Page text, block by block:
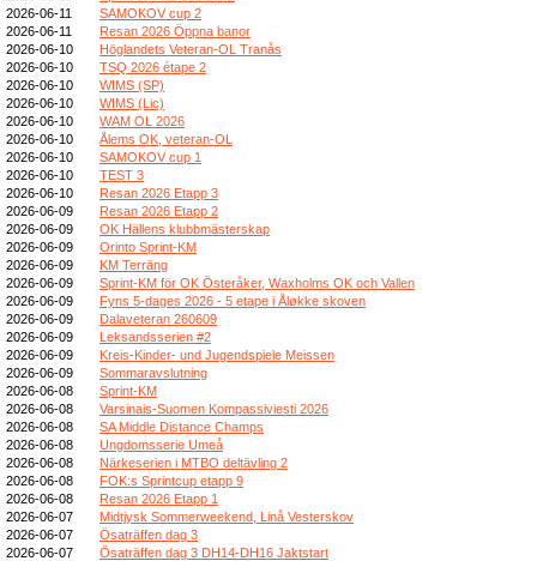
2026-06-11
SAMOKOV cup 2
2026-06-11
Resan 2026 Öppna banor
2026-06-10
Höglandets Veteran-OL Tranås
2026-06-10
TSQ 2026 étape 2
2026-06-10
WIMS (SP)
2026-06-10
WIMS (Lic)
2026-06-10
WAM OL 2026
2026-06-10
Ålems OK, veteran-OL
2026-06-10
SAMOKOV cup 1
2026-06-10
TEST 3
2026-06-10
Resan 2026 Etapp 3
2026-06-09
Resan 2026 Etapp 2
2026-06-09
OK Hällens klubbmästerskap
2026-06-09
Orinto Sprint-KM
2026-06-09
KM Terräng
2026-06-09
Sprint-KM för OK Österåker, Waxholms OK och Vallen
2026-06-09
Fyns 5-dages 2026 - 5 etape i Åløkke skoven
2026-06-09
Dalaveteran 260609
2026-06-09
Leksandsserien #2
2026-06-09
Kreis-Kinder- und Jugendspiele Meissen
2026-06-09
Sommaravslutning
2026-06-08
Sprint-KM
2026-06-08
Varsinais-Suomen Kompassiviesti 2026
2026-06-08
SA Middle Distance Champs
2026-06-08
Ungdomsserie Umeå
2026-06-08
Närkeserien i MTBO deltävling 2
2026-06-08
FOK:s Sprintcup etapp 9
2026-06-08
Resan 2026 Etapp 1
2026-06-07
Midtjysk Sommerweekend, Linå Vesterskov
2026-06-07
Ösaträffen dag 3
2026-06-07
Ösaträffen dag 3 DH14-DH16 Jaktstart